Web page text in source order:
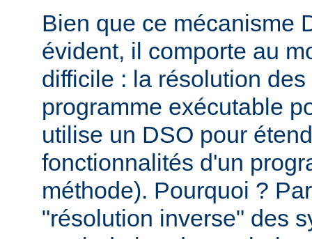
Bien que ce mécanisme
évident, il comporte au
difficile : la résolution
programme exécutable
utilise un DSO pour
fonctionnalités d'un
méthode). Pourquoi ?
"résolution inverse" des